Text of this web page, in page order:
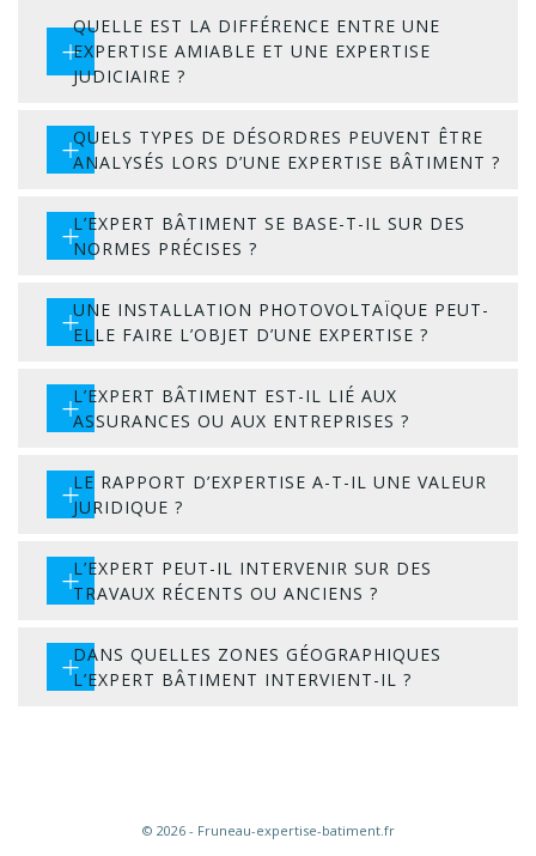
QUELLE EST LA DIFFÉRENCE ENTRE UNE
EXPERTISE AMIABLE ET UNE EXPERTISE
JUDICIAIRE ?
QUELS TYPES DE DÉSORDRES PEUVENT ÊTRE
ANALYSÉS LORS D’UNE EXPERTISE BÂTIMENT ?
L’EXPERT BÂTIMENT SE BASE-T-IL SUR DES
NORMES PRÉCISES ?
UNE INSTALLATION PHOTOVOLTAÏQUE PEUT-
ELLE FAIRE L’OBJET D’UNE EXPERTISE ?
L’EXPERT BÂTIMENT EST-IL LIÉ AUX
ASSURANCES OU AUX ENTREPRISES ?
LE RAPPORT D’EXPERTISE A-T-IL UNE VALEUR
JURIDIQUE ?
L’EXPERT PEUT-IL INTERVENIR SUR DES
TRAVAUX RÉCENTS OU ANCIENS ?
DANS QUELLES ZONES GÉOGRAPHIQUES
L’EXPERT BÂTIMENT INTERVIENT-IL ?
© 2026 - Fruneau-expertise-batiment.fr